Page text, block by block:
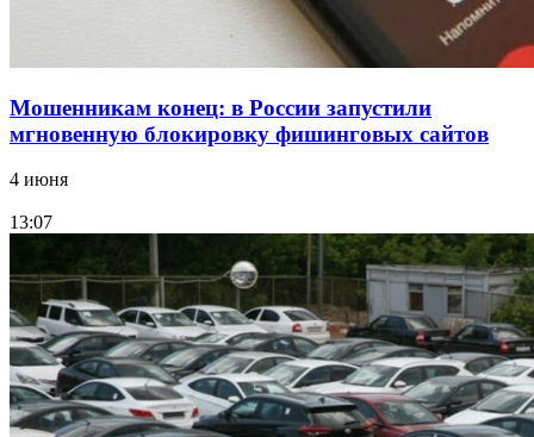
Мошенникам конец: в России запустили
мгновенную блокировку фишинговых сайтов
4 июня
13:07